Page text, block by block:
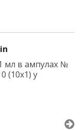
мл в ампулах №
(10х1) у